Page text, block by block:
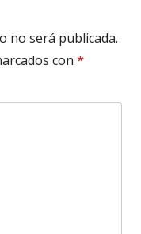
no será publicada.
con *